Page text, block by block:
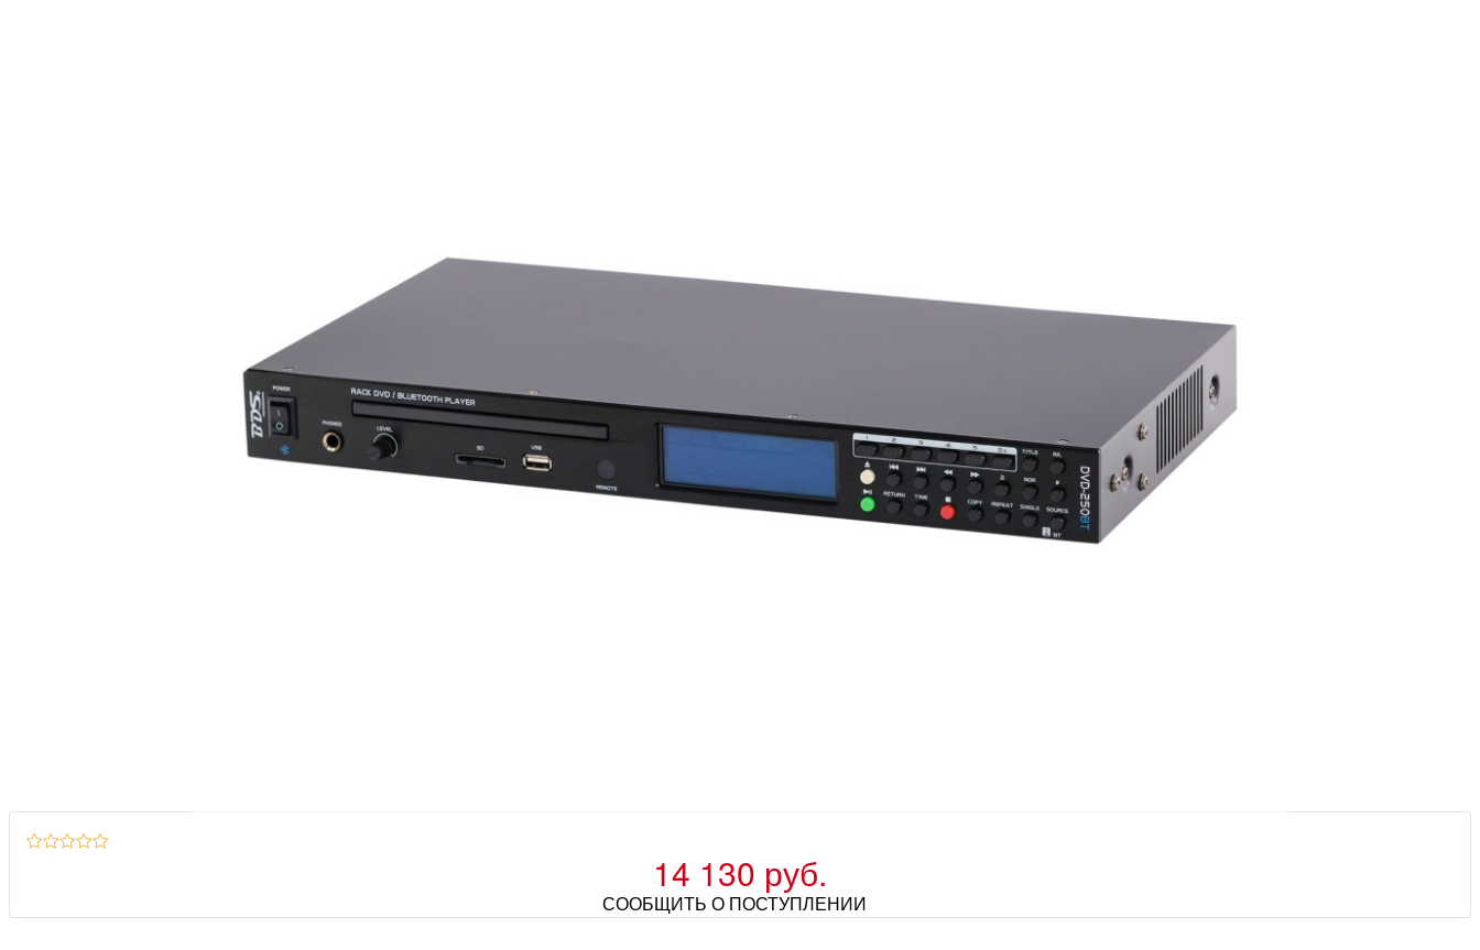
14 130 руб.
СООБЩИТЬ О ПОСТУПЛЕНИИ